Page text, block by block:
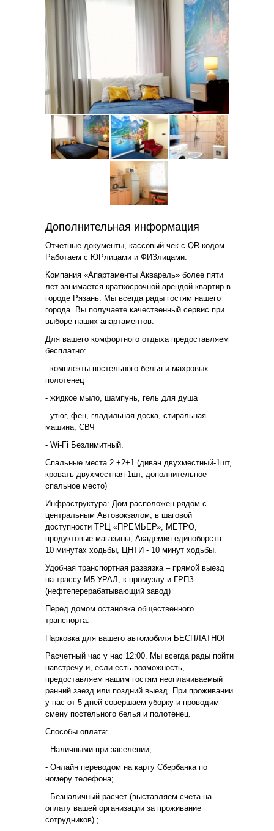
Дополнительная информация
Отчетные документы, кассовый чек с QR-кодом.
Работаем с ЮРлицами и ФИЗлицами.
Компания «Апартаменты Акварель» более пяти
лет занимается краткосрочной арендой квартир в
городе Рязань. Мы всегда рады гостям нашего
города. Вы получаете качественный сервис при
выборе наших апартаментов.
Для вашего комфортного отдыха предоставляем
бесплатно:
- комплекты постельного белья и махровых
полотенец
- жидкое мыло, шампунь, гель для душа
- утюг, фен, гладильная доска, стиральная
машина, СВЧ
- Wi-Fi Безлимитный.
Спальные места 2 +2+1 (диван двухместный-1шт,
кровать двухместная-1шт, дополнительное
спальное место)
Инфраструктура: Дом расположен рядом с
центральным Автовокзалом, в шаговой
доступности ТРЦ «ПРЕМЬЕР», МЕТРО,
продуктовые магазины, Академия единоборств -
10 минутах ходьбы, ЦНТИ - 10 минут ходьбы.
Удобная транспортная развязка – прямой выезд
на трассу М5 УРАЛ, к промузлу и ГРПЗ
(нефтеперерабатывающий завод)
Перед домом остановка общественного
транспорта.
Парковка для вашего автомобиля БЕСПЛАТНО!
Расчетный час у нас 12:00. Мы всегда рады пойти
навстречу и, если есть возможность,
предоставляем нашим гостям неоплачиваемый
ранний заезд или поздний выезд. При проживании
у нас от 5 дней совершаем уборку и проводим
смену постельного белья и полотенец.
Способы оплата:
- Наличными при заселении;
- Онлайн переводом на карту Сбербанка по
номеру телефона;
- Безналичный расчет (выставляем счета на
оплату вашей организации за проживание
сотрудников) ;